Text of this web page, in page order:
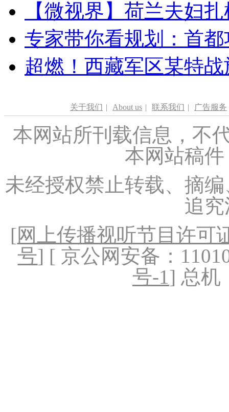
【微视界】荷兰夫妇
专家带你看规划：首
超燃！西藏军区某特
关于我们 | About us | 联系我们 | 广告服务
本网站所刊载信息，不
本网站稿
未经授权禁止转载、摘
追
[网上传播视听节目许可
号] [ 京公网安备：
号-1] 总机